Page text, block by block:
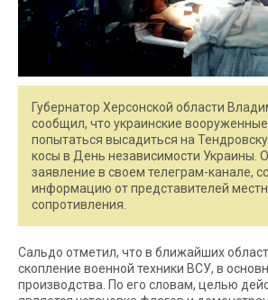
Губернатор Херсонской области
сообщил, что украинские
попытаться высадиться на
косы в День независимости Украины.
заявление в своем телеграм-канале,
информацию от представителей
сопротивления.
Сальдо отметил, что в ближайших
скопление военной техники ВСУ, в
производства. По его словам, целью